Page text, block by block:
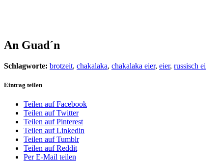
An Guad´n
Schlagworte: brotzeit, chakalaka, chakalaka eier, eier, russisch ei
Eintrag teilen
Teilen auf Facebook
Teilen auf Twitter
Teilen auf Pinterest
Teilen auf Linkedin
Teilen auf Tumblr
Teilen auf Reddit
Per E-Mail teilen